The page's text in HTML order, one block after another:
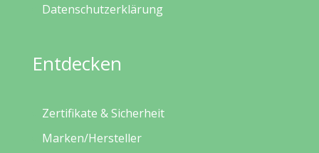
Datenschutzerklärung
Entdecken
Zertifikate & Sicherheit
Marken/Hersteller